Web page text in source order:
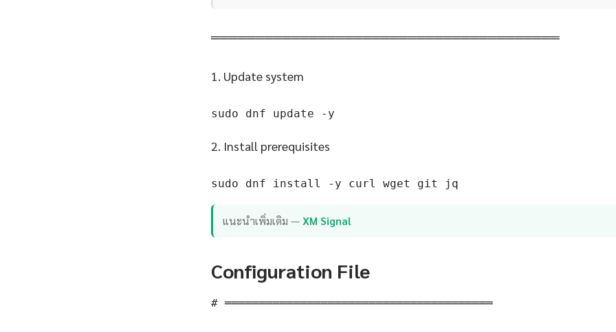
═══════════════════════════════════════
1. Update system
sudo dnf update -y
2. Install prerequisites
sudo dnf install -y curl wget git jq
แนะนำเพิ่มเติม —XM Signal
Configuration File
# ═══════════════════════════════════════